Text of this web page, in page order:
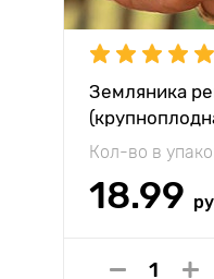
Земляника
Кол-во в
18.99